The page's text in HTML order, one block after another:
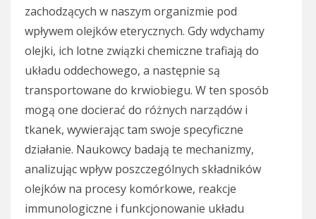
zachodzących w naszym organizmie pod
wpływem olejków eterycznych. Gdy wdychamy
olejki, ich lotne związki chemiczne trafiają do
układu oddechowego, a następnie są
transportowane do krwiobiegu. W ten sposób
mogą one docierać do różnych narządów i
tkanek, wywierając tam swoje specyficzne
działanie. Naukowcy badają te mechanizmy,
analizując wpływ poszczególnych składników
olejków na procesy komórkowe, reakcje
immunologiczne i funkcjonowanie układu